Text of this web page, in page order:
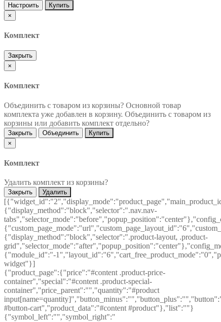
Настроить
Купить
×
Комплект
Закрыть
×
Комплект
Объединить с товаром из корзины? Основной товар
комплекта уже добавлен в корзину. Объединить с товаром из
корзины или добавить комплект отдельно?
Закрыть Объединить
Купить
×
Комплект
Удалить комплект из корзины?
Закрыть Удалить
{"display_method":"block","selector":".nav.nav-
{"display_method":"block","selector":".product-layout, .product-
{"module_id":"-
widget"}]
{"product_page":{"price":"#content .product-price-
container","special":"#content .product-special-
container","price_parent":"","quantity":"#product
#button-cart","product_data":"#content #product"},"list":""}
{"symbol_left":"","symbol_right":"